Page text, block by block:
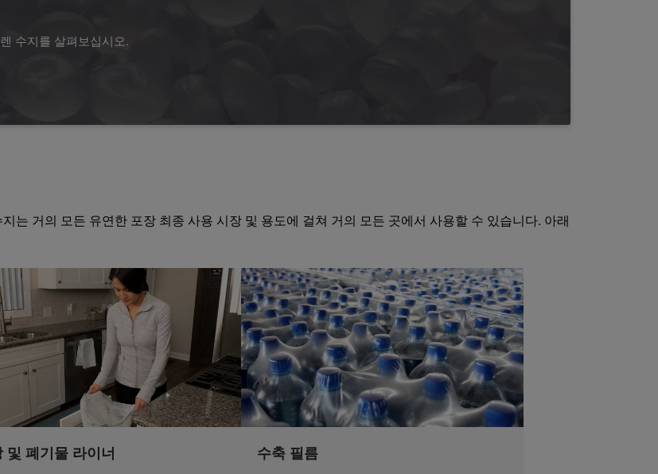
수지를 살펴보십시오.
거의 모든 유연한 포장 최종 사용 시장 및 용도에 걸쳐 거의 모든 곳에서 사용할 수 있습니다. 아래
및 폐기물 라이너 수축 필름